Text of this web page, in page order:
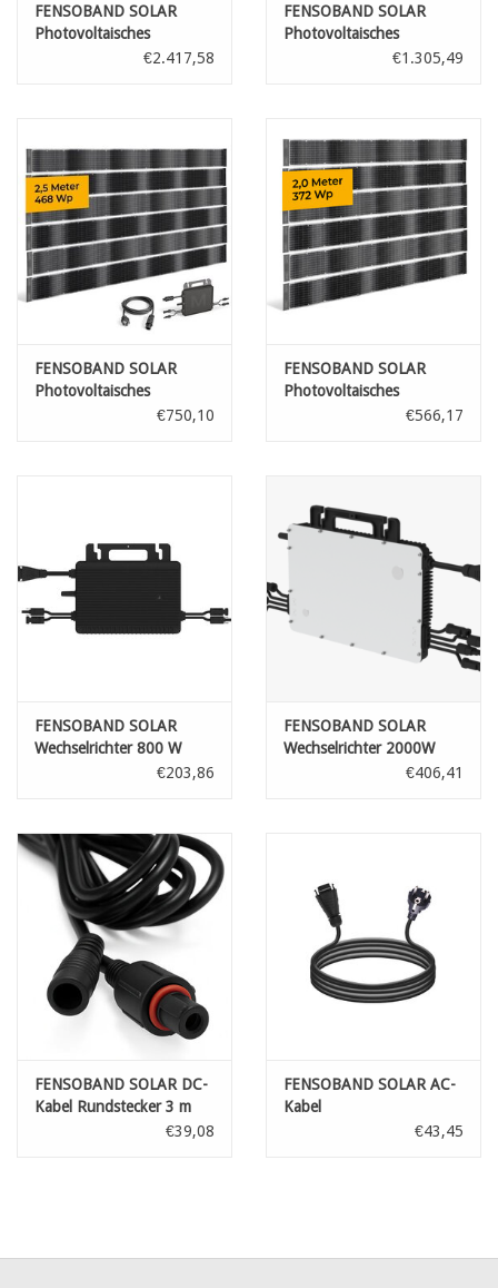
FENSOBAND SOLAR
Photovoltaisches
Sichtschutzstreifen€2.417,58
FENSOBAND SOLAR
Photovoltaisches
Sichtschutzstreifen€1.305,49
FENSOBAND SOLAR
Photovoltaisches
Sichtschutzstreifen€750,10
FENSOBAND SOLAR
Photovoltaisches
Sichtschutzstreifen€566,17
FENSOBAND SOLAR
Wechselrichter 800 W
€203,86
FENSOBAND SOLAR
Wechselrichter 2000W
€406,41
FENSOBAND SOLAR DC-
Kabel Rundstecker 3 m
€39,08
FENSOBAND SOLAR AC-
Kabel
€43,45